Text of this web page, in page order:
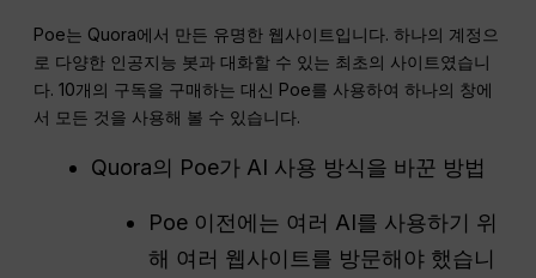
Poe는 Quora에서 만든 유명한 웹사이트입니다. 하나의 계정으
로 다양한 인공지능 봇과 대화할 수 있는 최초의 사이트였습니
다. 10개의 구독을 구매하는 대신 Poe를 사용하여 하나의 창에
서 모든 것을 사용해 볼 수 있습니다.
Quora의 Poe가 AI 사용 방식을 바꾼 방법
Poe 이전에는 여러 AI를 사용하기 위
해 여러 웹사이트를 방문해야 했습니